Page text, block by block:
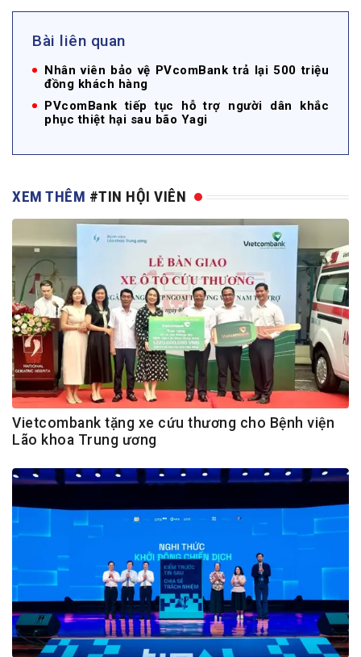
Bài liên quan
Nhân viên bảo vệ PVcomBank trả lại 500 triệu
đồng khách hàng
PVcomBank tiếp tục hỗ trợ người dân khắc
phục thiệt hại sau bão Yagi
XEM THÊM #TIN HỘI VIÊN
Vietcombank tặng xe cứu thương cho Bệnh viện
Lão khoa Trung ương